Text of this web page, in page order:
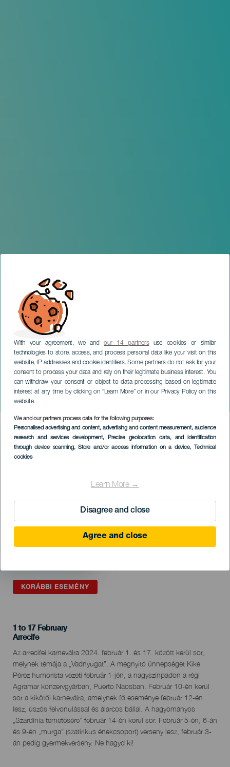
With your agreement, we andour 14 partnersuse cookies or similar
technologies to store, access, and process personal data like your visit on this
website, IP addresses and cookie identifiers. Some partners do not ask for your
consent to process your data and rely on their legitimate business interest. You
can withdraw your consent or object to data processing based on legitimate
interest at any time by clicking on “Learn More” or in our Privacy Policy on this
website.
We and our partners process data for the following purposes:
Personalised advertising and content, advertising and content measurement, audience
research and services development, Precise geolocation data, and identification
through device scanning, Store and/or access information on a device, Technical
cookies
Learn More →
Disagree and close
Agree and close
Arrecife hagyományos
karneválja
LANZAROTE
Imagen
Listado
KORÁBBI ESEMÉNY
1 to 17 February
Localidad
Arrecife
Descripción
del
evento
Az arrecifei karneválra 2024. február 1. és 17. között kerül sor,
melynek témája a „Vadnyugat”. A megnyitó ünnepséget Kike
Pérez humorista vezeti február 1-jén, a nagyszínpadon a régi
Agramar konzervgyárban, Puerto Naosban. Február 10-én kerül
sor a kikötői karneválra, amelynek fő eseménye február 12-én
lesz, úszós felvonulással és álarcos bállal. A hagyományos
„Szardínia temetésére” február 14-én kerül sor. Február 5-én, 6-án
és 9-én „murga” (szatirikus énekcsoport) verseny lesz, február 3-
án pedig gyermekverseny. Ne hagyd ki!